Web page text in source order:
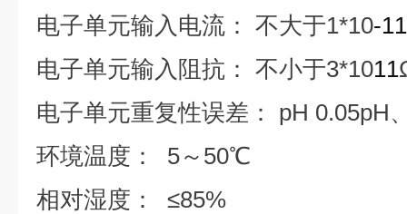
电子单元输入电流： 不大于1*10-11
电子单元输入阻抗： 不小于3*1011
电子单元重复性误差： pH 0.05pH
环境温度： 5～50℃
相对湿度： ≤85%